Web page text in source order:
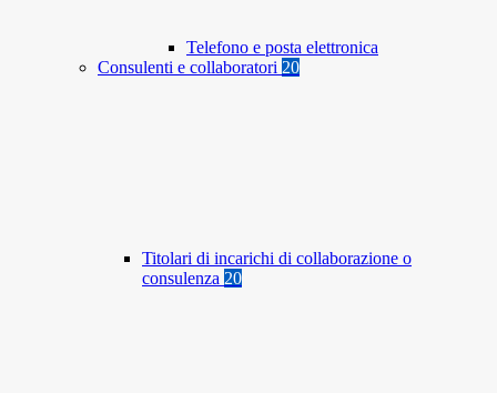
Telefono e posta elettronica
Consulenti e collaboratori 20
Titolari di incarichi di collaborazione o
consulenza 20